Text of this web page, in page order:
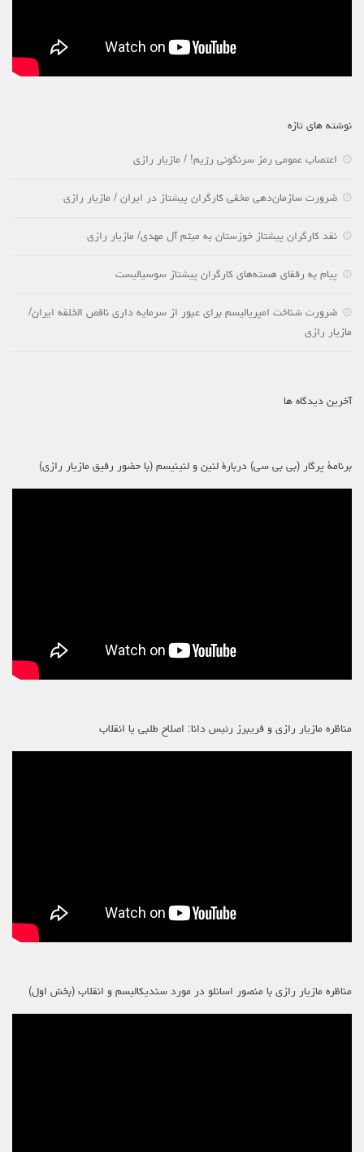
نوشته های تازه
اعتصاب عمومی رمز سرنگونی رژیم! / مازیار رازی
ضرورت سازمان‌دهی مخفی کارگران پیشتاز در ایران / مازیار رازی
نقد کارگران پیشتاز خوزستان به میثم آل مهدی/ مازیار رازی
پیام به رفقای هسته‌های کارگران پیشتاز سوسیالیست
ضرورت شناخت امپریالیسم برای عبور از سرمایه داری ناقص الخلقه ایران/
مازیار رازی
آخرین دیدگاه ها
برنامۀ پرگار (بی بی سی) دربارۀ لنین و لنینیسم (با حضور رفیق مازیار رازی)
مناظره مازیار رازی و فریبرز رئیس دانا: اصلاح طلبی یا انقلاب
مناظره مازیار رازی با منصور اسانلو در مورد سندیکالیسم و انقلاب (بخش اول)